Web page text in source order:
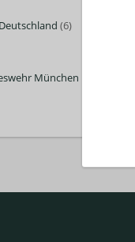
(6)
München